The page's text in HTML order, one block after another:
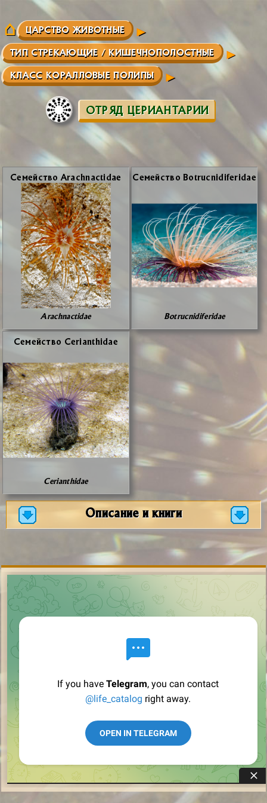
ЦАРСТВО ЖИВОТНЫЕ
ТИП СТРЕКАЮЩИЕ / КИШЕЧНОПОЛОСТНЫЕ
КЛАСС КОРАЛЛОВЫЕ ПОЛИПЫ
ОТРЯД ЦЕРИАНТАРИИ
Се­мей­ство Arachnactidae
Arachnactidae
Се­мей­ство Botrucnidiferidae
Botrucnidiferidae
Се­мей­ство Cerianthidae
Cerianthidae
Описание и книги